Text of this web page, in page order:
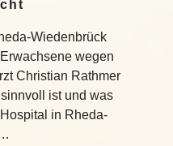
Wiedenbrück
wegen
Christian Rathmer
ist und was
in Rheda-